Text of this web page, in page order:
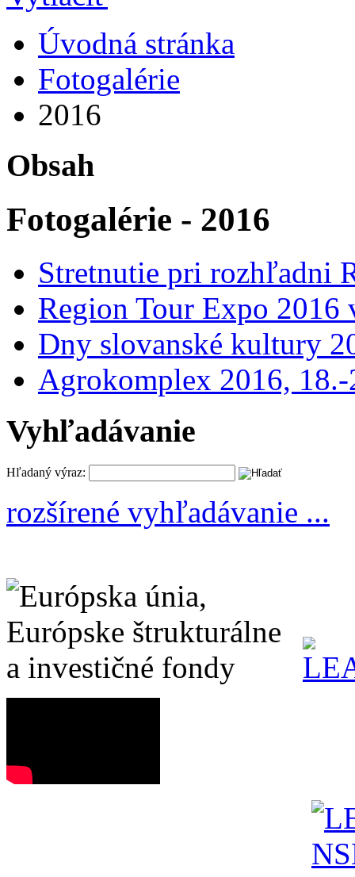
Úvodná stránka
Fotogalérie
2016
Obsah
Fotogalérie - 2016
Stretnutie pri rozhľadni
Region Tour Expo 2016
Dny slovanské kultury
Agrokomplex 2016, 18.-
Vyhľadávanie
Hľadaný výraz:
rozšírené vyhľadávanie ...